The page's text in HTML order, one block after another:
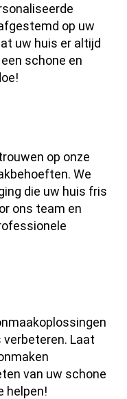
op uw
uw huis er altijd
schone en
op onze
We
die uw huis fris
ons team en
verbeteren. Laat
van uw schone
helpen!